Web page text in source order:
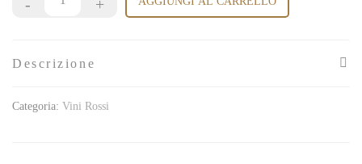
Descrizione
Categoria: Vini Rossi